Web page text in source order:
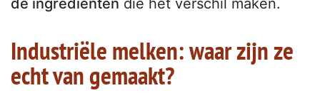
de ingrediënten die het verschil maken.
Industriële melken: waar zijn ze
echt van gemaakt?